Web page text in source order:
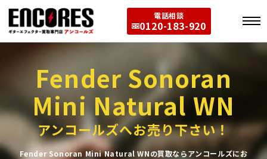
電話相談
0120-183-920
Fender Sonoran
Mini Natural WN
アンコールズへお売り下さい！
Fender Sonoran Mini Natural WNの買取ならアンコールズにお